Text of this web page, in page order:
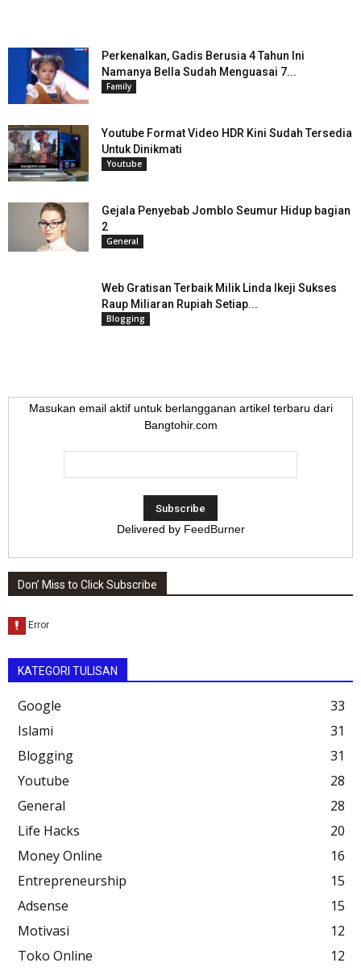
Perkenalkan, Gadis Berusia 4 Tahun Ini
Namanya Bella Sudah Menguasai 7...
Family
Youtube Format Video HDR Kini Sudah Tersedia
Untuk Dinikmati
Youtube
Gejala Penyebab Jomblo Seumur Hidup bagian
2
General
Web Gratisan Terbaik Milik Linda Ikeji Sukses
Raup Miliaran Rupiah Setiap...
Blogging
Masukan email aktif untuk berlangganan artikel terbaru dari
Bangtohir.com
Delivered by FeedBurner
Don’ Miss to Click Subscribe
KATEGORI TULISAN
Google
33
Islami
31
Blogging
31
Youtube
28
General
28
Life Hacks
20
Money Online
16
Entrepreneurship
15
Adsense
15
Motivasi
12
Toko Online
12